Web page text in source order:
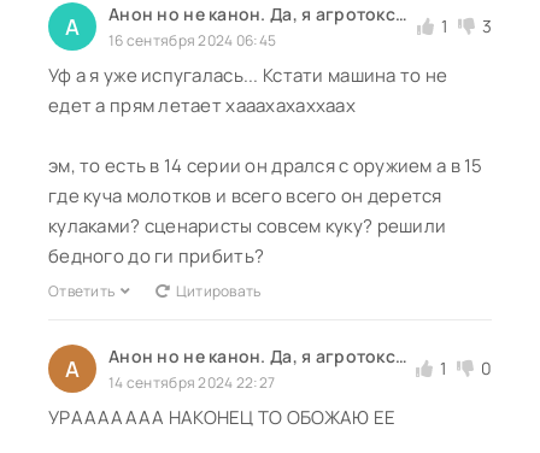
А Анон но не канон. Да, я агротоксик
16 сентября 2024 06:45
1 3
Уф а я уже испугалась... Кстати машина то не
едет а прям летает хааахахаххаах
эм, то есть в 14 серии он дрался с оружием а в 15
где куча молотков и всего всего он дерется
кулаками? сценаристы совсем куку? решили
бедного до ги прибить?
Ответить Цитировать
А Анон но не канон. Да, я агротоксик
14 сентября 2024 22:27
1 0
УРААААААА НАКОНЕЦ ТО ОБОЖАЮ ЕЕ